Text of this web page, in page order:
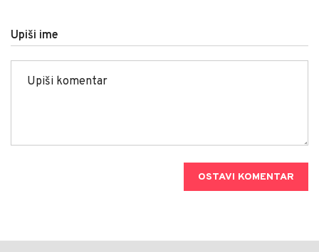
Upiši ime
OSTAVI KOMENTAR